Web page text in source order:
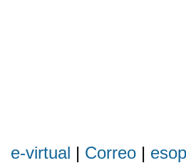
e-virtual | Correo|